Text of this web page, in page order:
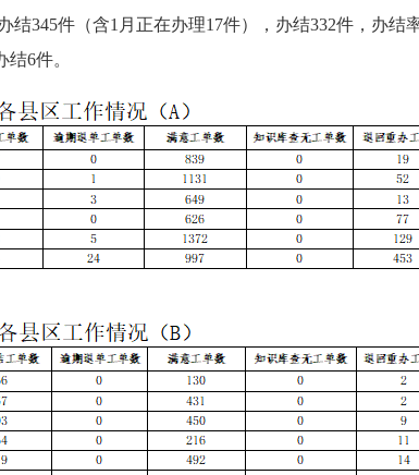
345件（含1月正在办理17件），办结332件，办结
6件。